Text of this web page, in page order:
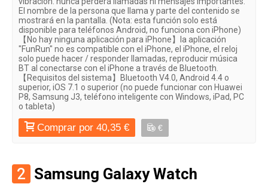
El nombre de la persona que llama y parte del contenido se
mostrará en la pantalla. (Nota: esta función solo está
disponible para teléfonos Android, no funciona con iPhone)
【No hay ninguna aplicación para iPhone】la aplicación
"FunRun" no es compatible con el iPhone, el iPhone, el reloj
solo puede hacer / responder llamadas, reproducir música
BT al conectarse con el iPhone a través de Bluetooth.
【Requisitos del sistema】Bluetooth V4.0, Android 4.4 o
superior, iOS 7.1 o superior (no puede funcionar con Huawei
P8, Samsung J3, teléfono inteligente con Windows, iPad, PC
o tableta)
Comprar por 40,35 € €
2 Samsung Galaxy Watch